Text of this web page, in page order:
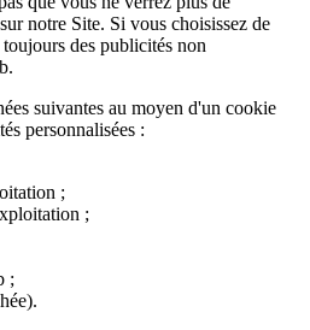
notre Site. Si vous choisissez de
des publicités non
suivantes au moyen d'un cookie
personnalisées :
;
;
;